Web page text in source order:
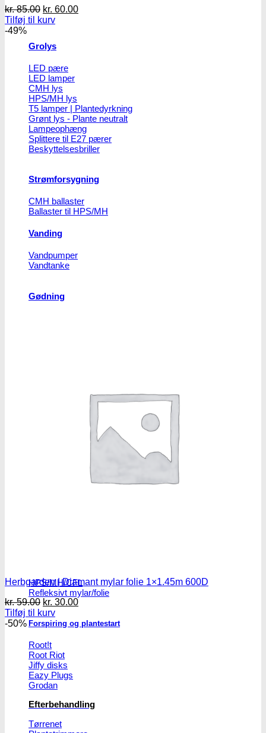
Grolys
LED pære
LED lamper
CMH lys
HPS/MH lys
T5 lamper | Plantedyrkning
Grønt lys - Plante neutralt
Lampeophæng
Splittere til E27 pærer
Beskyttelsesbriller
Strømforsygning
CMH ballaster
Ballaster til HPS/MH
Vanding
Vandpumper
Vandtanke
Gødning
Automatisering
Plantepotter og bakker
HPS/MH/CFL
Refleksivt mylar/folie
Forspiring og plantestart
Root!t
Root Riot
Jiffy disks
Eazy Plugs
Grodan
Efterbehandling
Tørrenet
kr.85.00 Den
oprindelige
var:
kr. 85.00.
kr. 60.00Den
Tilføj til kurv
-49%
Herbgarden | Diamant mylar folie 1×1.45m 600D
kr.59.00 Den
oprindelige
pris
kr. 59.00.
kr. 30.00Den
pris
Tilføj til kurv
-50%